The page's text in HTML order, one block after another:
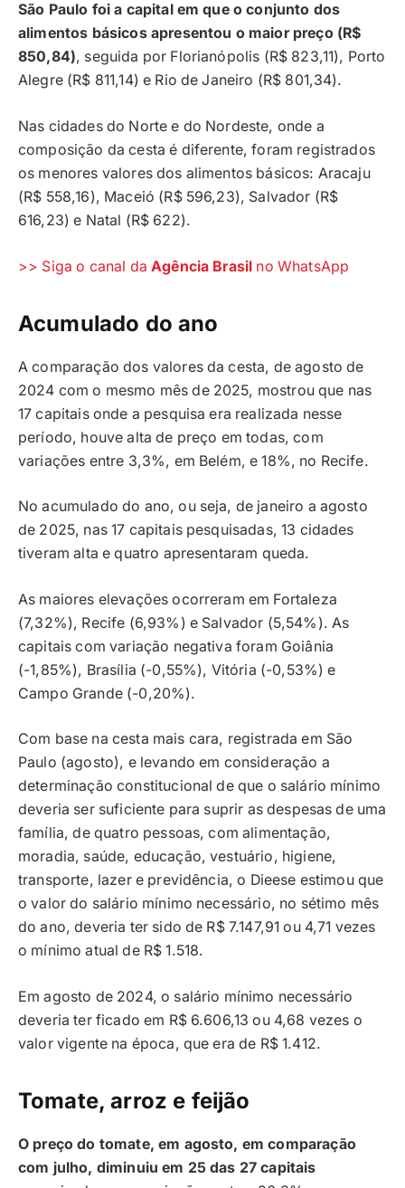
São Paulo foi a capital em que o conjunto dos
alimentos básicos apresentou o maior preço (R$
850,84), seguida por Florianópolis (R$ 823,11), Porto
Alegre (R$ 811,14) e Rio de Janeiro (R$ 801,34).
Nas cidades do Norte e do Nordeste, onde a
composição da cesta é diferente, foram registrados
os menores valores dos alimentos básicos: Aracaju
(R$ 558,16), Maceió (R$ 596,23), Salvador (R$
616,23) e Natal (R$ 622).
>> Siga o canal daAgência Brasil no WhatsApp
Acumulado do ano
A comparação dos valores da cesta, de agosto de
2024 com o mesmo mês de 2025, mostrou que nas
17 capitais onde a pesquisa era realizada nesse
período, houve alta de preço em todas, com
variações entre 3,3%, em Belém, e 18%, no Recife.
No acumulado do ano, ou seja, de janeiro a agosto
de 2025, nas 17 capitais pesquisadas, 13 cidades
tiveram alta e quatro apresentaram queda.
As maiores elevações ocorreram em Fortaleza
(7,32%), Recife (6,93%) e Salvador (5,54%). As
capitais com variação negativa foram Goiânia
(-1,85%), Brasília (-0,55%), Vitória (-0,53%) e
Campo Grande (-0,20%).
Com base na cesta mais cara, registrada em São
Paulo (agosto), e levando em consideração a
determinação constitucional de que o salário mínimo
deveria ser suficiente para suprir as despesas de uma
família, de quatro pessoas, com alimentação,
moradia, saúde, educação, vestuário, higiene,
transporte, lazer e previdência, o Dieese estimou que
o valor do salário mínimo necessário, no sétimo mês
do ano, deveria ter sido de R$ 7.147,91 ou 4,71 vezes
o mínimo atual de R$ 1.518.
Em agosto de 2024, o salário mínimo necessário
deveria ter ficado em R$ 6.606,13 ou 4,68 vezes o
valor vigente na época, que era de R$ 1.412.
Tomate, arroz e feijão
O preço do tomate, em agosto, em comparação
com julho, diminuiu em 25 das 27 capitais